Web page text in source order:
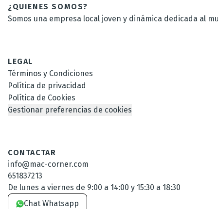
¿QUIENES SOMOS?
Somos una empresa local joven y dinámica dedicada al
LEGAL
Términos y Condiciones
Política de privacidad
Política de Cookies
Gestionar preferencias de cookies
CONTACTAR
info@mac-corner.com
651837213
De lunes a viernes de 9:00 a 14:00 y 15:30 a 18:30
Chat Whatsapp